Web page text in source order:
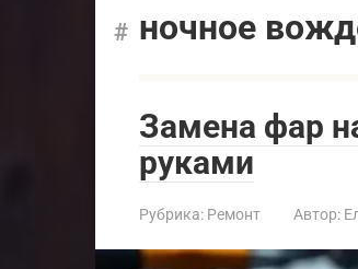
ночное
Замена фар
руками
Рубрика: Ремонт Автор: